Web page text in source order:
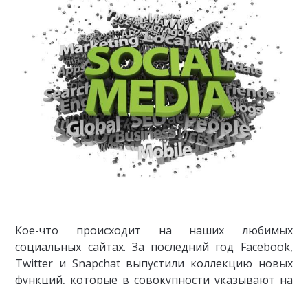
Кое-что происходит на наших любимых
социальных сайтах. За последний год Facebook,
Twitter и Snapchat выпустили коллекцию новых
функций, которые в совокупности указывают на